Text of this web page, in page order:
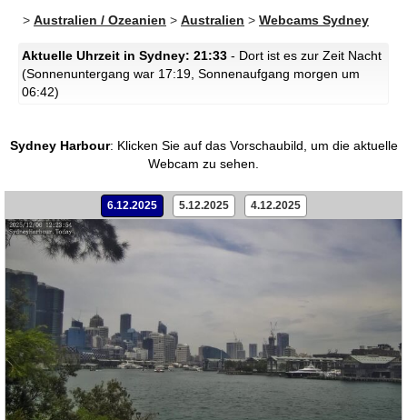
> Australien / Ozeanien > Australien > Webcams Sydney
Aktuelle Uhrzeit in Sydney: 21:33 - Dort ist es zur Zeit Nacht
(Sonnenuntergang war 17:19, Sonnenaufgang morgen um
06:42)
Sydney Harbour: Klicken Sie auf das Vorschaubild, um die aktuelle
Webcam zu sehen.
6.12.2025 5.12.2025 4.12.2025